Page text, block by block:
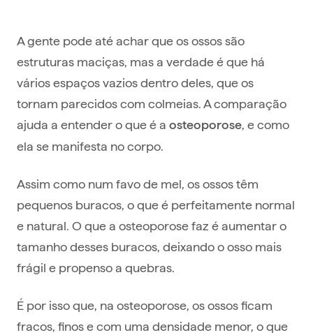
A gente pode até achar que os ossos são
estruturas maciças, mas a verdade é que há
vários espaços vazios dentro deles, que os
tornam parecidos com colmeias. A comparação
ajuda a entender o que é a osteoporose, e como
ela se manifesta no corpo.
Assim como num favo de mel, os ossos têm
pequenos buracos, o que é perfeitamente normal
e natural. O que a osteoporose faz é aumentar o
tamanho desses buracos, deixando o osso mais
frágil e propenso a quebras.
É por isso que, na osteoporose, os ossos ficam
fracos, finos e com uma densidade menor, o que